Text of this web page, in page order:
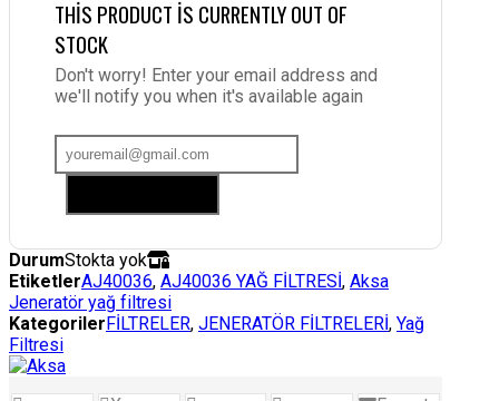
THIS PRODUCT IS CURRENTLY OUT OF
STOCK
Don't worry! Enter your email address and
we'll notify you when it's available again
DurumStokta yok
EtiketlerAJ40036, AJ40036 YAĞ FİLTRESİ, Aksa
Jeneratör yağ filtresi
KategorilerFİLTRELER, JENERATÖR FİLTRELERİ, Yağ
Filtresi